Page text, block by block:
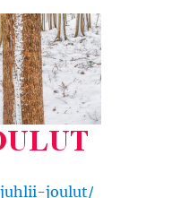
joulut/